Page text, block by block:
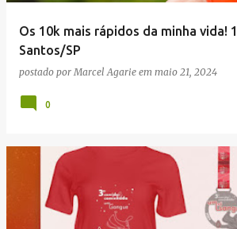
Os 10k mais rápidos da minha vida!
Santos/SP
postado porMarcel Agarie em maio 21, 2024
0